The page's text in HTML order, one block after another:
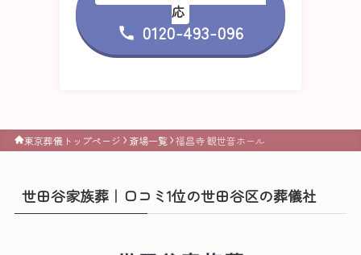
応
0120-493-096
東京葬儀トップページ 斎場一覧 福昌寺 観世音ホール
世田谷家族葬｜口コミ1位の世田谷区の葬儀社